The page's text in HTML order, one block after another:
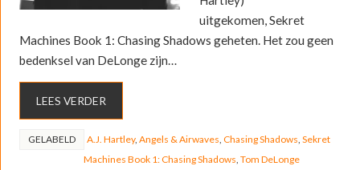
uitgekomen, Sekret
Machines Book 1: Chasing Shadows geheten. Het zou geen
bedenksel van DeLonge zijn…
LEES VERDER
GELABELD A.J. Hartley, Angels & Airwaves Chasing Shadows Sekret
Machines Book 1: Chasing Shadows Tom DeLonge